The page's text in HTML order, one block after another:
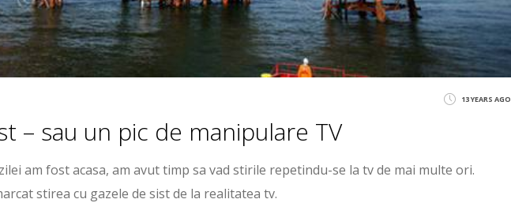
13 YEARS AGO
– sau un pic de manipulare TV
am fost acasa, am avut timp sa vad stirile repetindu-se la tv de mai multe ori.
stirea cu gazele de sist de la realitatea tv.